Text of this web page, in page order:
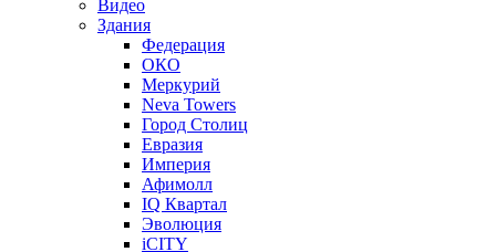
Видео
Здания
Федерация
ОКО
Меркурий
Neva Towers
Город Столиц
Евразия
Империя
Афимолл
IQ Квартал
Эволюция
iCITY